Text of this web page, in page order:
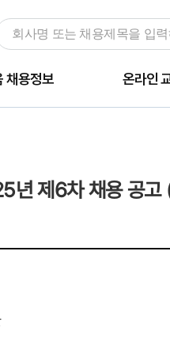
채용정보 온라인
년 제6차 채용 공고